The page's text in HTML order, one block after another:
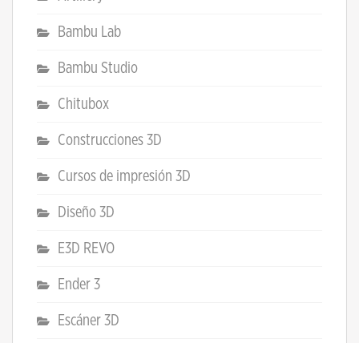
Bambu Lab
Bambu Studio
Chitubox
Construcciones 3D
Cursos de impresión 3D
Diseño 3D
E3D REVO
Ender 3
Escáner 3D